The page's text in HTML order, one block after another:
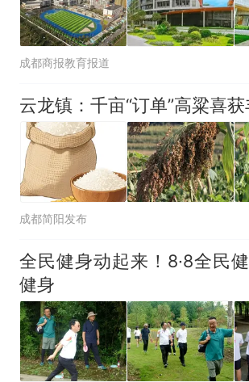
成都商报教育报道
云龙镇：千亩“订单”高粱喜
成都简阳发布
全民健身动起来！8·8全民
健身